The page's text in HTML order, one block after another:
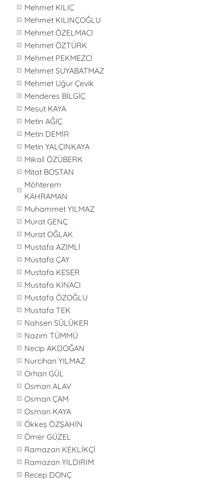
Mehmet KILIÇ
Mehmet KILINÇOĞLU
Mehmet ÖZELMACI
Mehmet ÖZTÜRK
Mehmet PEKMEZCİ
Mehmet SUYABATMAZ
Mehmet Uğur Çevik
Menderes BİLGİÇ
Mesut KAYA
Metin AĞIÇ
Metin DEMİR
Metin YALÇINKAYA
Mikail ÖZÜBERK
Mitat BOSTAN
Möhterem
KAHRAMAN
Muhammet YILMAZ
Murat GENÇ
Murat OĞLAK
Mustafa AZİMLİ
Mustafa ÇAY
Mustafa KESER
Mustafa KINACI
Mustafa ÖZOĞLU
Mustafa TEK
Nahsen SÜLÜKER
Nazım TÜMMÜ
Necip AKDOĞAN
Nurcihan YILMAZ
Orhan GÜL
Osman ALAV
Osman ÇAM
Osman KAYA
Ökkeş ÖZŞAHİN
Ömer GÜZEL
Ramazan KEKLİKÇİ
Ramazan YILDIRIM
Recep DONÇ